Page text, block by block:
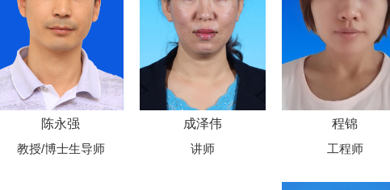
陈永强
教授/博士生导师
成泽伟
讲师
程锦
工程师